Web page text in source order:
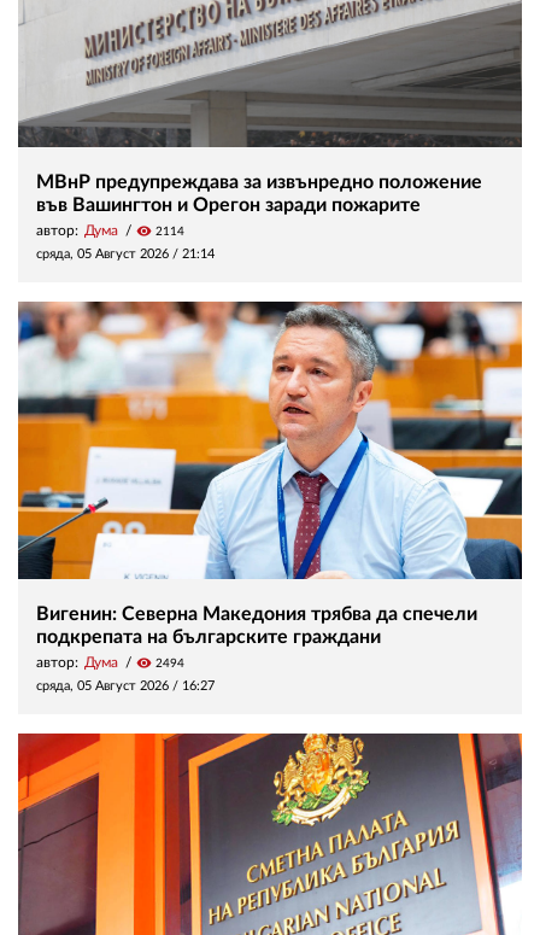
МВнР предупреждава за извънредно положение
във Вашингтон и Орегон заради пожарите
автор: Дума visibility 2114
сряда, 05 Август 2026 / 21:14
Вигенин: Северна Македония трябва да спечели
подкрепата на българските граждани
автор: Дума visibility 2494
сряда, 05 Август 2026 / 16:27